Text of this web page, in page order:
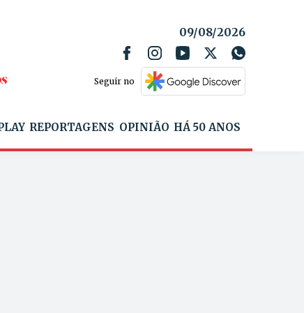
09/08/2026
Seguir no
REPORTAGENS OPINIÃO HÁ 50 ANOS